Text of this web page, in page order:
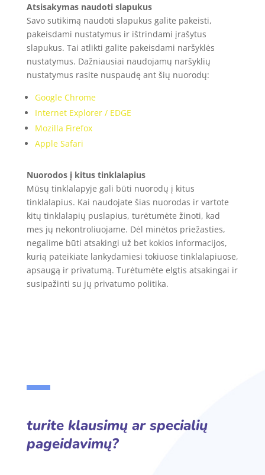
Atsisakymas naudoti slapukus
Savo sutikimą naudoti slapukus galite pakeisti,
pakeisdami nustatymus ir ištrindami įrašytus
slapukus. Tai atlikti galite pakeisdami naršyklės
nustatymus. Dažniausiai naudojamų naršyklių
nustatymus rasite nuspaudę ant šių nuorodų:
Google Chrome
Internet Explorer / EDGE
Mozilla Firefox
Apple Safari
Nuorodos į kitus tinklalapius
Mūsų tinklalapyje gali būti nuorodų į kitus
tinklalapius. Kai naudojate šias nuorodas ir vartote
kitų tinklalapių puslapius, turėtumėte žinoti, kad
mes jų nekontroliuojame. Dėl minėtos priežasties,
negalime būti atsakingi už bet kokios informacijos,
kurią pateikiate lankydamiesi tokiuose tinklalapiuose,
apsaugą ir privatumą. Turėtumėte elgtis atsakingai ir
susipažinti su jų privatumo politika.
turite klausimų ar specialių
pageidavimų?